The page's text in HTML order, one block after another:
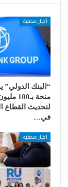
أخبار صحفية
“البنك الدولي”
منحة
لتحديث القطاع
في…
أخبار صحفية